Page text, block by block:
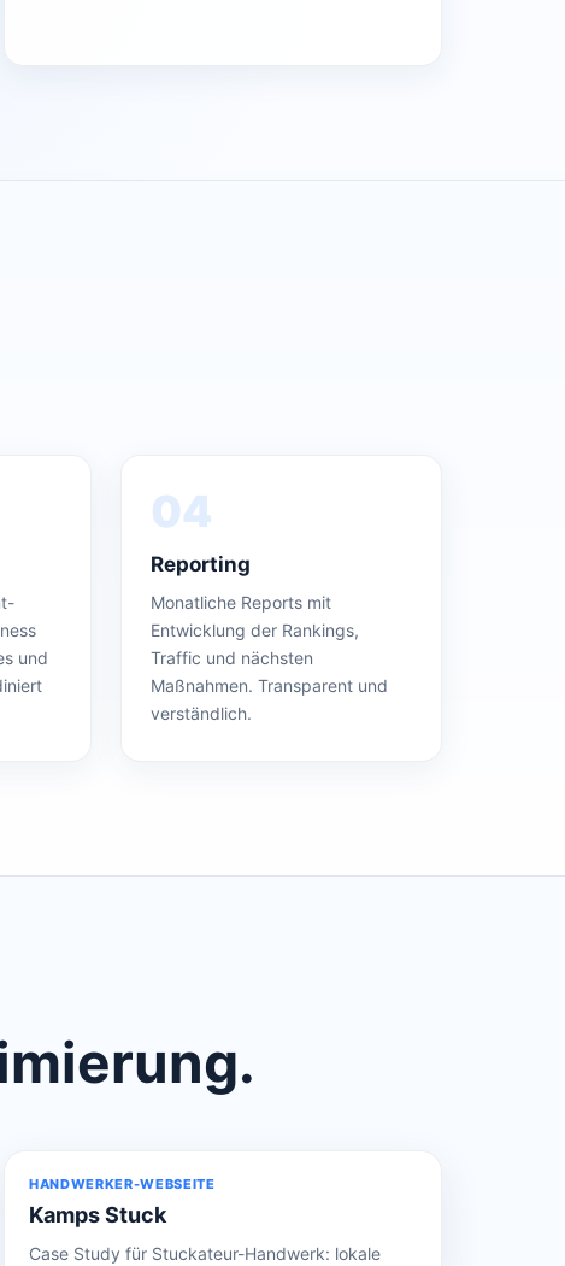
und
04
Reporting
Monatliche Reports mit
Entwicklung der Rankings,
Traffic und nächsten
Maßnahmen. Transparent und
verständlich.
HANDWERKER-WEBSEITE
Kamps Stuck
Case Study für Stuckateur-Handwerk: lokale